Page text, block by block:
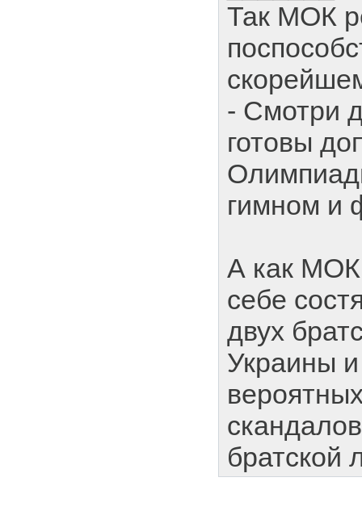
Так МОК
- Смотри
готовы
гимном и
А как МОК
себе
двух
Украины
братской